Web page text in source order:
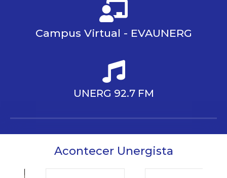
Campus Virtual - EVAUNERG
UNERG 92.7 FM
Acontecer Unergista